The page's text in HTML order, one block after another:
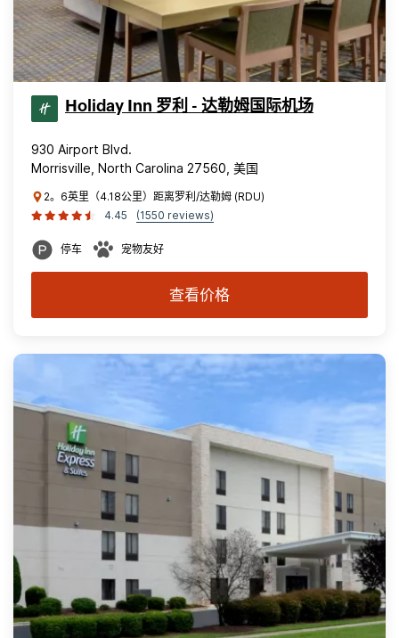
Holiday Inn 罗利 - 达勒姆国际机场
930 Airport Blvd.
Morrisville, North Carolina 27560, 美国
2。6英里（4.18公里）距离罗利/达勒姆 (RDU)
4.45
(1550 reviews)
停车 宠物友好
查看价格